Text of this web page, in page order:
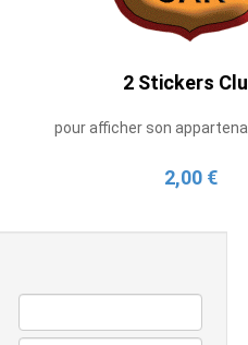
2 Stickers
pour afficher son
2,00 €